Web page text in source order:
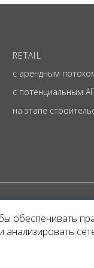
RETAIL
с арендным
с потенциальным
на этапе
Представленная на
и не является
обеспечивать
анализировать